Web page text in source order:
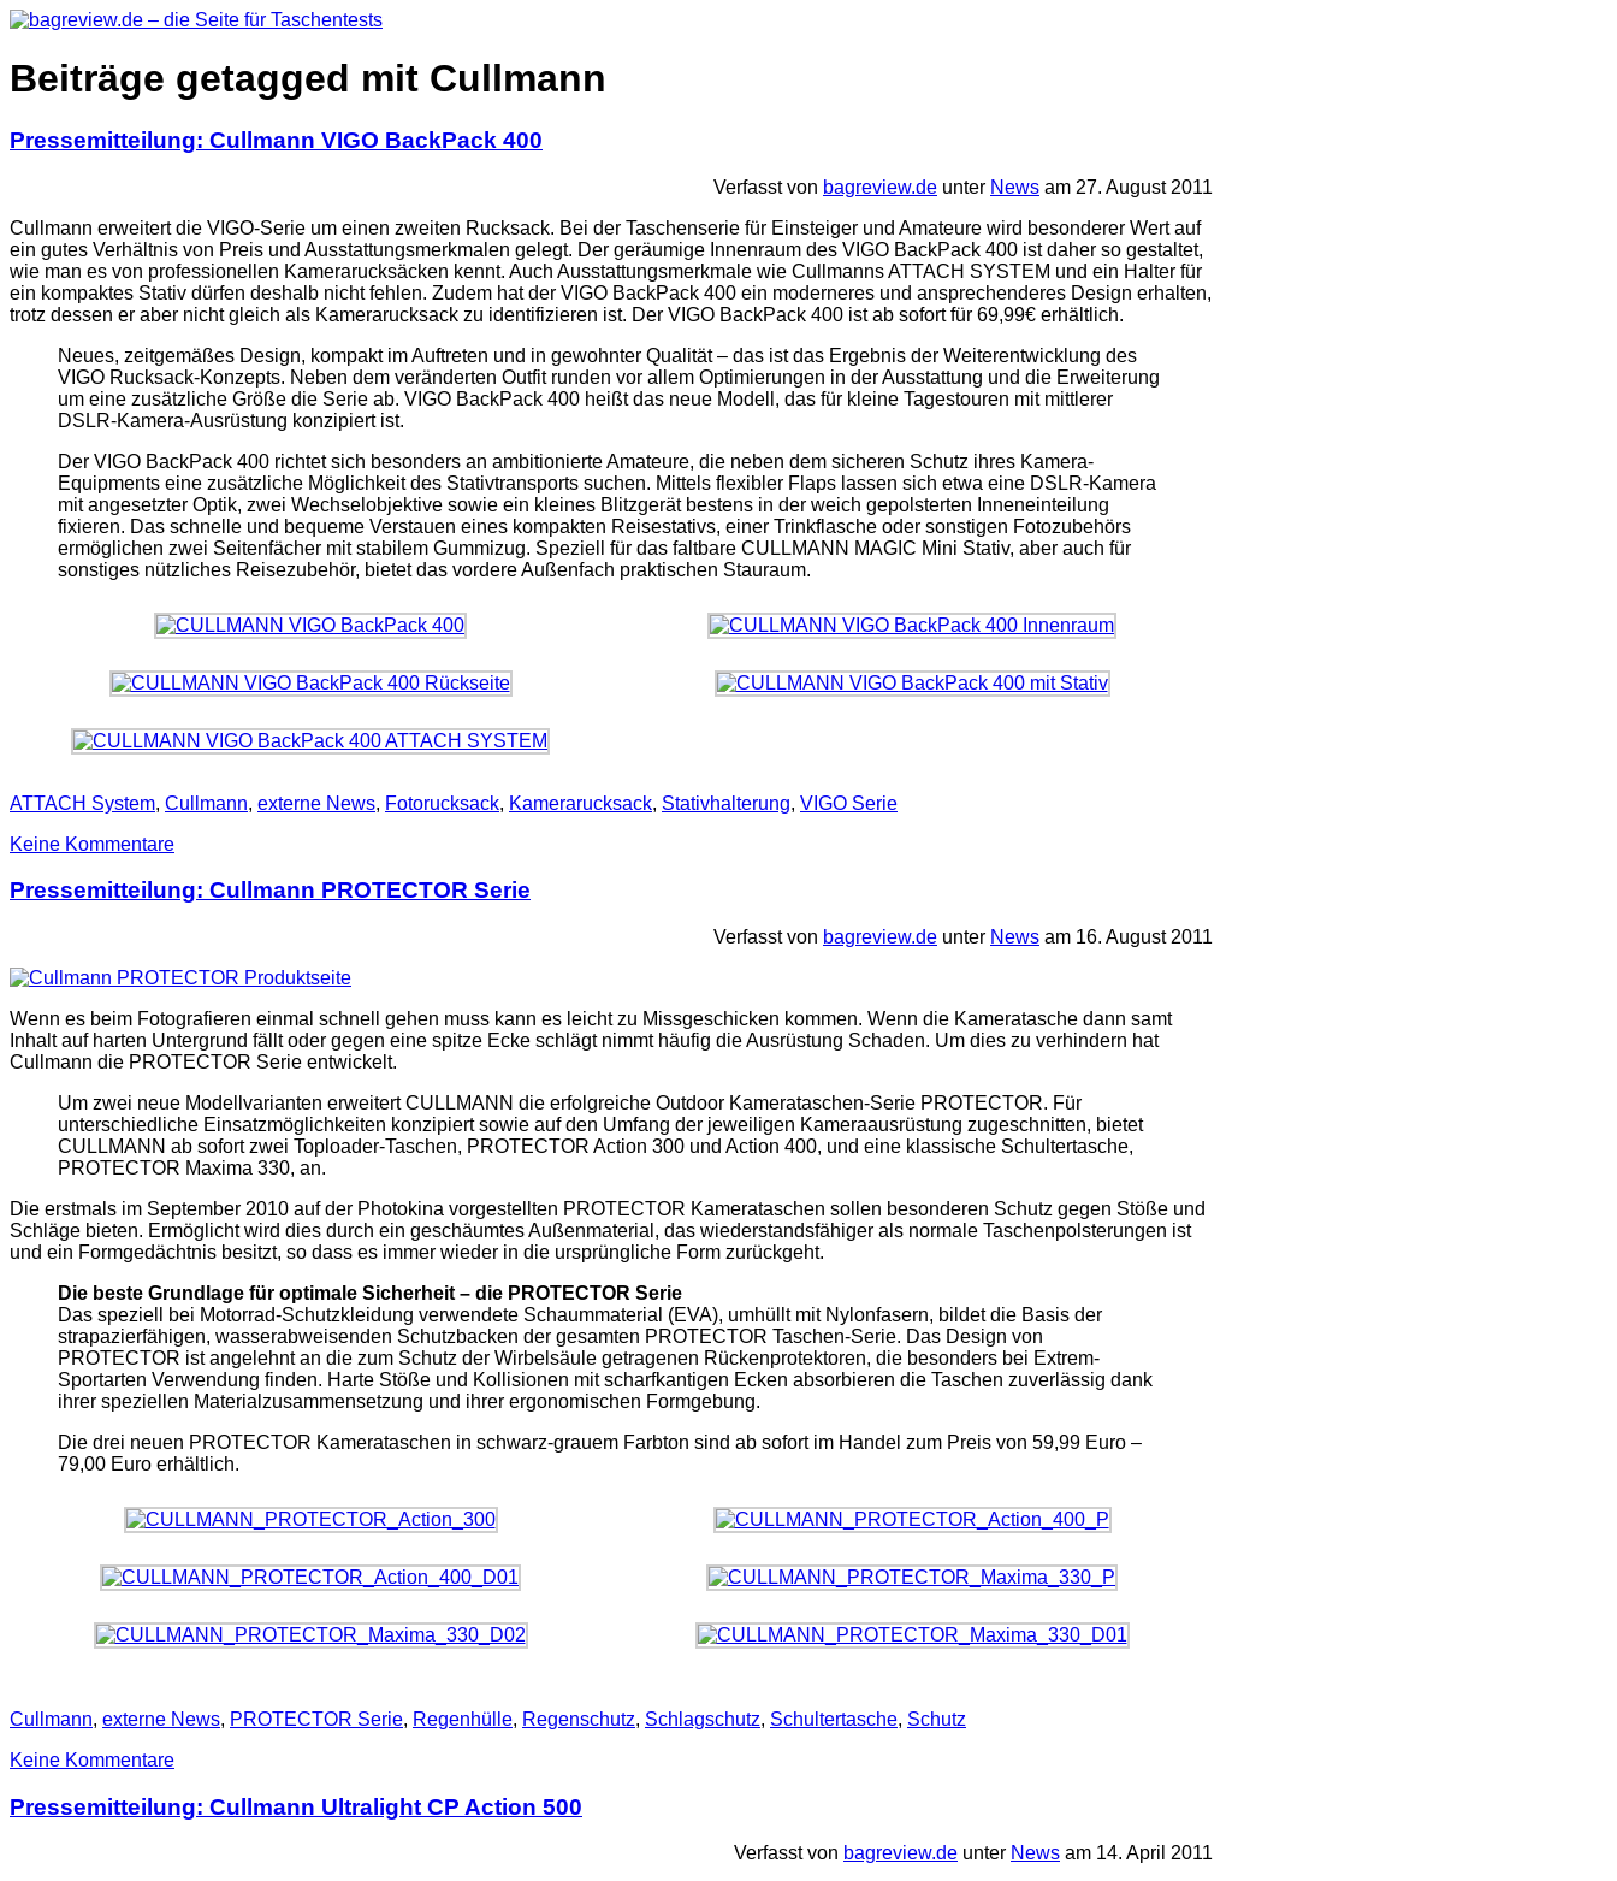
Beiträge getagged mit Cullmann
Pressemitteilung: Cullmann VIGO BackPack 400
Verfasst von bagreview.de unter News am 27. August 2011
Cullmann erweitert die VIGO-Serie um einen zweiten Rucksack. Bei der Taschenserie für Einsteiger und Amateure wird besonderer Wert auf
ein gutes Verhältnis von Preis und Ausstattungsmerkmalen gelegt. Der geräumige Innenraum des VIGO BackPack 400 ist daher so gestaltet,
wie man es von professionellen Kamerarucksäcken kennt. Auch Ausstattungsmerkmale wie Cullmanns ATTACH SYSTEM und ein Halter für
ein kompaktes Stativ dürfen deshalb nicht fehlen. Zudem hat der VIGO BackPack 400 ein moderneres und ansprechenderes Design erhalten,
trotz dessen er aber nicht gleich als Kamerarucksack zu identifizieren ist. Der VIGO BackPack 400 ist ab sofort für 69,99€ erhältlich.
Neues, zeitgemäßes Design, kompakt im Auftreten und in gewohnter Qualität – das ist das Ergebnis der Weiterentwicklung des
VIGO Rucksack-Konzepts. Neben dem veränderten Outfit runden vor allem Optimierungen in der Ausstattung und die Erweiterung
um eine zusätzliche Größe die Serie ab. VIGO BackPack 400 heißt das neue Modell, das für kleine Tagestouren mit mittlerer
DSLR-Kamera-Ausrüstung konzipiert ist.
Der VIGO BackPack 400 richtet sich besonders an ambitionierte Amateure, die neben dem sicheren Schutz ihres Kamera-
Equipments eine zusätzliche Möglichkeit des Stativtransports suchen. Mittels flexibler Flaps lassen sich etwa eine DSLR-Kamera
mit angesetzter Optik, zwei Wechselobjektive sowie ein kleines Blitzgerät bestens in der weich gepolsterten Inneneinteilung
fixieren. Das schnelle und bequeme Verstauen eines kompakten Reisestativs, einer Trinkflasche oder sonstigen Fotozubehörs
ermöglichen zwei Seitenfächer mit stabilem Gummizug. Speziell für das faltbare CULLMANN MAGIC Mini Stativ, aber auch für
sonstiges nützliches Reisezubehör, bietet das vordere Außenfach praktischen Stauraum.
ATTACH System, Cullmann, externe News, Fotorucksack, Kamerarucksack, Stativhalterung, VIGO Serie
Keine Kommentare
Pressemitteilung: Cullmann PROTECTOR Serie
Verfasst von bagreview.de unter News am 16. August 2011
Wenn es beim Fotografieren einmal schnell gehen muss kann es leicht zu Missgeschicken kommen. Wenn die Kameratasche dann samt
Inhalt auf harten Untergrund fällt oder gegen eine spitze Ecke schlägt nimmt häufig die Ausrüstung Schaden. Um dies zu verhindern hat
Cullmann die PROTECTOR Serie entwickelt.
Um zwei neue Modellvarianten erweitert CULLMANN die erfolgreiche Outdoor Kamerataschen-Serie PROTECTOR. Für
unterschiedliche Einsatzmöglichkeiten konzipiert sowie auf den Umfang der jeweiligen Kameraausrüstung zugeschnitten, bietet
CULLMANN ab sofort zwei Toploader-Taschen, PROTECTOR Action 300 und Action 400, und eine klassische Schultertasche,
PROTECTOR Maxima 330, an.
Die erstmals im September 2010 auf der Photokina vorgestellten PROTECTOR Kamerataschen sollen besonderen Schutz gegen Stöße und
Schläge bieten. Ermöglicht wird dies durch ein geschäumtes Außenmaterial, das wiederstandsfähiger als normale Taschenpolsterungen ist
und ein Formgedächtnis besitzt, so dass es immer wieder in die ursprüngliche Form zurückgeht.
Die beste Grundlage für optimale Sicherheit – die PROTECTOR Serie
Das speziell bei Motorrad-Schutzkleidung verwendete Schaummaterial (EVA), umhüllt mit Nylonfasern, bildet die Basis der
strapazierfähigen, wasserabweisenden Schutzbacken der gesamten PROTECTOR Taschen-Serie. Das Design von
PROTECTOR ist angelehnt an die zum Schutz der Wirbelsäule getragenen Rückenprotektoren, die besonders bei Extrem-
Sportarten Verwendung finden. Harte Stöße und Kollisionen mit scharfkantigen Ecken absorbieren die Taschen zuverlässig dank
ihrer speziellen Materialzusammensetzung und ihrer ergonomischen Formgebung.
Die drei neuen PROTECTOR Kamerataschen in schwarz-grauem Farbton sind ab sofort im Handel zum Preis von 59,99 Euro –
79,00 Euro erhältlich.
Cullmann, externe News, PROTECTOR Serie, Regenhülle, Regenschutz, Schlagschutz, Schultertasche, Schutz
Keine Kommentare
Pressemitteilung: Cullmann Ultralight CP Action 500
Verfasst von bagreview.de unter News am 14. April 2011